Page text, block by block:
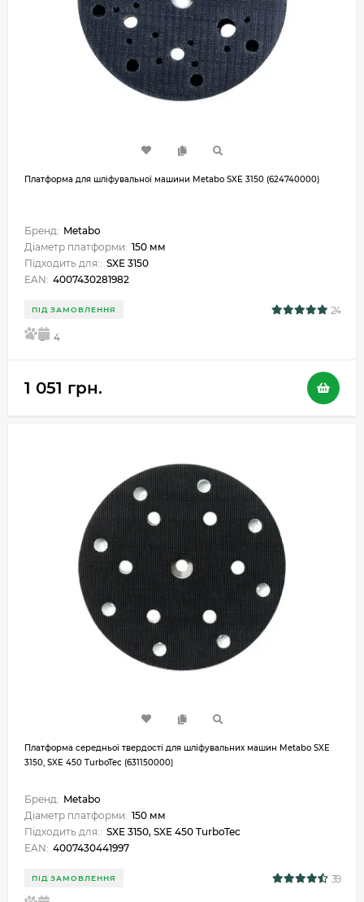
Платформа для шліфувальної машини Metabo SXE 3150 (624740000)
Бренд: Metabo
Діаметр платформи: 150 мм
Підходить для:: SXE 3150
EAN: 4007430281982
ПІД ЗАМОВЛЕННЯ 24
5 4
1 051 грн.
Платформа середньої твердості для шліфувальних машин Metabo SXE
3150, SXE 450 TurboTec (631150000)
Бренд: Metabo
Діаметр платформи: 150 мм
Підходить для:: SXE 3150, SXE 450 TurboTec
EAN: 4007430441997
ПІД ЗАМОВЛЕННЯ 39